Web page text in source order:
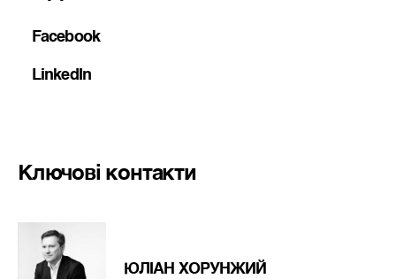
Facebook
LinkedIn
Ключові контакти
ЮЛІАН ХОРУНЖИЙ